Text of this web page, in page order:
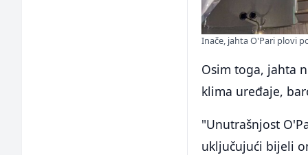
Inače, jahta O'Pari plovi
Osim toga, jahta
klima uređaje,
"Unutrašnjost
uključujući bijeli